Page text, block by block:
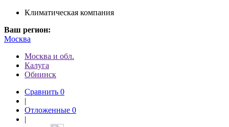
Климатическая компания
Ваш регион:
Москва
Москва и обл.
Калуга
Обнинск
Сравнить 0
|
Отложенные 0
|